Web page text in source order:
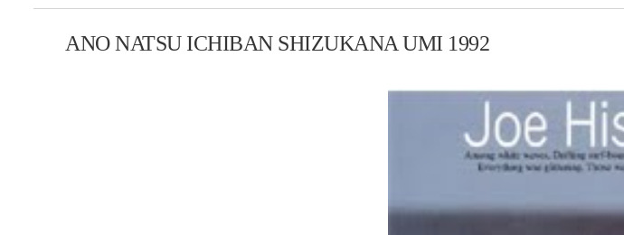
ANO NATSU ICHIBAN SHIZUKANA UMI 1992